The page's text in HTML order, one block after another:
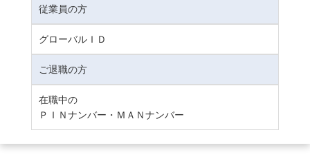
従業員の方
グローバルＩＤ
ご退職の方
在職中の
ＰＩＮナンバー・ＭＡＮナンバー